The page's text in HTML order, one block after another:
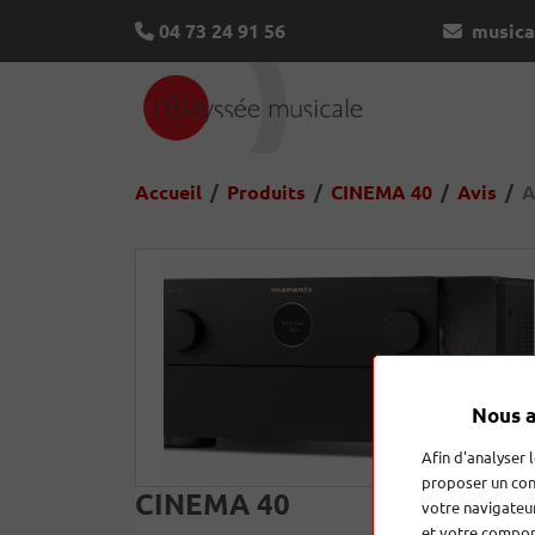
04 73 24 91 56
Accueil Produits CINEMA 40 Avis
CINEMA 40
Nous
Afin d'analyser
proposer un
votre